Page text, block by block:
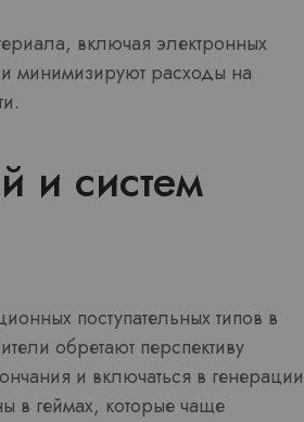
включая электронных
минимизируют расходы на
и систем
поступательных типов в
обретают перспективу
и включаться в генерации
в геймах, которые чаще